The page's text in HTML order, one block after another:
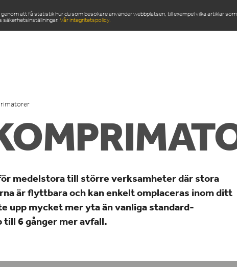
att få statistik hur du som besökare använder webbplatsen, till exempel vilka artiklar
säkerhetsinställningar.Vår integritetspolicy.
PRODUKTER SERVICE & RESERVDELAR
medelstora till större verksamheter där stora
är flyttbara och kan enkelt omplaceras inom ditt
upp mycket mer yta än vanliga standard-
till 6 gånger mer avfall.